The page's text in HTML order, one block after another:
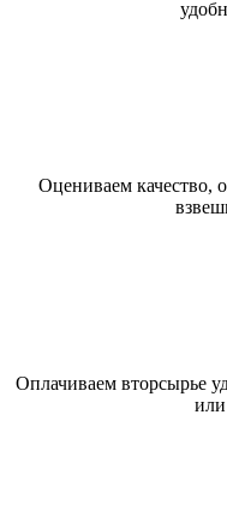
Оцениваем качество,
Оплачиваем вторсырье